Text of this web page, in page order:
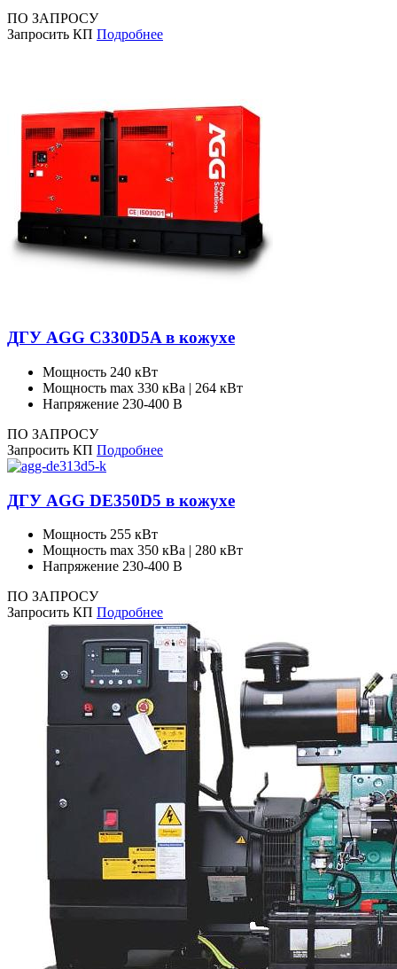
ПО ЗАПРОСУ
Запросить КП Подробнее
ДГУ AGG C330D5A в кожухе
Мощность 240 кВт
Мощность max 330 кВа | 264 кВт
Напряжение 230-400 В
ПО ЗАПРОСУ
Запросить КП Подробнее
ДГУ AGG DE350D5 в кожухе
Мощность 255 кВт
Мощность max 350 кВа | 280 кВт
Напряжение 230-400 В
ПО ЗАПРОСУ
Запросить КП Подробнее